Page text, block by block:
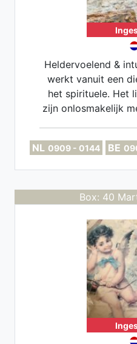
Heldervoelend &
werkt vanuit een
het spirituele. Het
zijn onlosmakelijk
mij kijken waar je
energie feilloos
spirituele vragen
NL 0909 - 0144 BE
Box: 40